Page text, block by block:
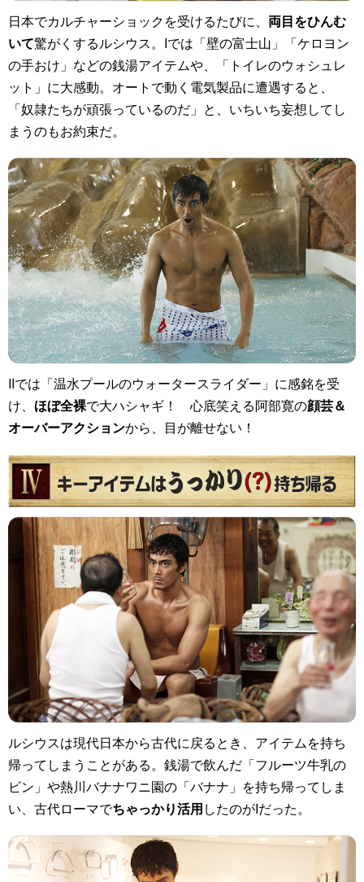
日本でカルチャーショックを受けるたびに、 両目をひんむ
いて驚がくするルシウス。Iでは「壁の富士山」「ケロヨン
の手おけ」などの銭湯アイテムや、「トイレのウォシュレ
ット」に大感動。オートで動く電気製品に遭遇すると、
「奴隷たちが頑張っているのだ」と、いちいち妄想してし
まうのもお約束だ。
IIでは「温水プールのウォータースライダー」に感銘を受
け、 ほぼ全裸で大ハシャギ！ 心底笑える阿部寛の顔芸＆
オーバーアクションから、目が離せない！
ルシウスは現代日本から古代に戻るとき、アイテムを持ち
帰ってしまうことがある。銭湯で飲んだ「フルーツ牛乳の
ビン」や熱川バナナワニ園の「バナナ」を持ち帰ってしま
い、古代ローマでちゃっかり活用したのがIだった。